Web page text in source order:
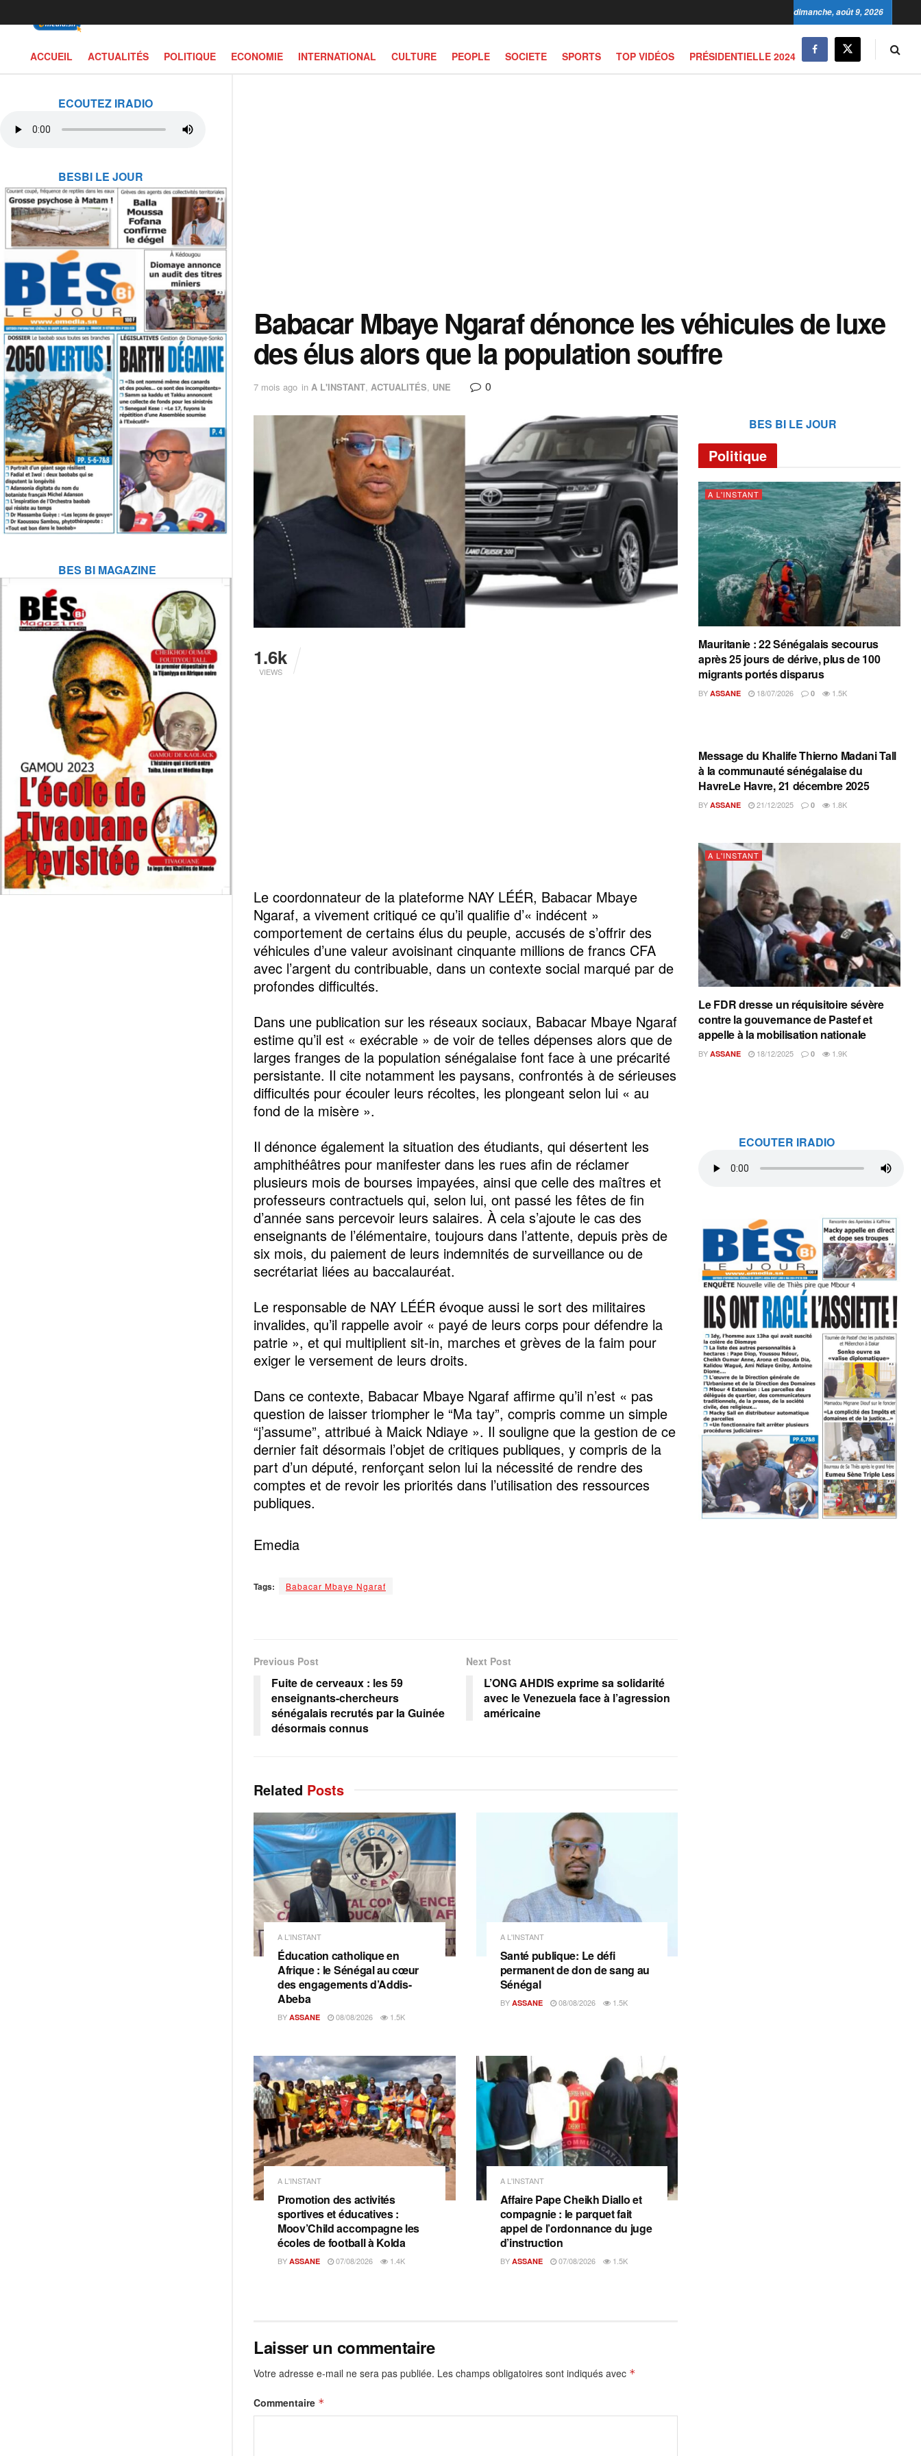
ECOUTEZ IRADIO
BESBI LE JOUR
BES BI MAGAZINE
dimanche, août 9, 2026
ACCUEIL ACTUALITÉS POLITIQUE ECONOMIE INTERNATIONAL CULTURE PEOPLE SOCIETE SPORTS TOP VIDÉOS PRÉSIDENTIELLE 2024
Babacar Mbaye Ngaraf dénonce les véhicules de luxe
des élus alors que la population souffre
7 mois ago in A L'INSTANT, ACTUALITÉS, UNE 0
1.6k
VIEWS
Le coordonnateur de la plateforme NAY LÉÉR, Babacar Mbaye
Ngaraf, a vivement critiqué ce qu’il qualifie d’« indécent »
comportement de certains élus du peuple, accusés de s’offrir des
véhicules d’une valeur avoisinant cinquante millions de francs CFA
avec l’argent du contribuable, dans un contexte social marqué par de
profondes difficultés.
Dans une publication sur les réseaux sociaux, Babacar Mbaye Ngaraf
estime qu’il est « exécrable » de voir de telles dépenses alors que de
larges franges de la population sénégalaise font face à une précarité
persistante. Il cite notamment les paysans, confrontés à de sérieuses
difficultés pour écouler leurs récoltes, les plongeant selon lui « au
fond de la misère ».
Il dénonce également la situation des étudiants, qui désertent les
amphithéâtres pour manifester dans les rues afin de réclamer
plusieurs mois de bourses impayées, ainsi que celle des maîtres et
professeurs contractuels qui, selon lui, ont passé les fêtes de fin
d’année sans percevoir leurs salaires. À cela s’ajoute le cas des
enseignants de l’élémentaire, toujours dans l’attente, depuis près de
six mois, du paiement de leurs indemnités de surveillance ou de
secrétariat liées au baccalauréat.
Le responsable de NAY LÉÉR évoque aussi le sort des militaires
invalides, qu’il rappelle avoir « payé de leurs corps pour défendre la
patrie », et qui multiplient sit-in, marches et grèves de la faim pour
exiger le versement de leurs droits.
Dans ce contexte, Babacar Mbaye Ngaraf affirme qu’il n’est « pas
question de laisser triompher le “Ma tay”, compris comme un simple
“j’assume”, attribué à Maick Ndiaye ». Il souligne que la gestion de ce
dernier fait désormais l’objet de critiques publiques, y compris de la
part d’un député, renforçant selon lui la nécessité de rendre des
comptes et de revoir les priorités dans l’utilisation des ressources
publiques.
Emedia
Tags: Babacar Mbaye Ngaraf
Previous Post
Fuite de cerveaux : les 59
enseignants-chercheurs
sénégalais recrutés par la Guinée
désormais connus
Next Post
L’ONG AHDIS exprime sa solidarité
avec le Venezuela face à l’agression
américaine
Related Posts
A L'INSTANT
Éducation catholique en
Afrique : le Sénégal au cœur
des engagements d’Addis-
Abeba
BY ASSANE 08/08/2026 1.5K
A L'INSTANT
Santé publique: Le défi
permanent de don de sang au
Sénégal
BY ASSANE 08/08/2026 1.5K
A L'INSTANT
Promotion des activités
sportives et éducatives :
Moov’Child accompagne les
écoles de football à Kolda
BY ASSANE 07/08/2026 1.4K
A L'INSTANT
Affaire Pape Cheikh Diallo et
compagnie : le parquet fait
appel de l’ordonnance du juge
d’instruction
BY ASSANE 07/08/2026 1.5K
Laisser un commentaire
Votre adresse e-mail ne sera pas publiée. Les champs obligatoires sont indiqués avec *
Commentaire *
BES BI LE JOUR
Politique
A L'INSTANT
Mauritanie : 22 Sénégalais secourus
après 25 jours de dérive, plus de 100
migrants portés disparus
BY ASSANE 18/07/2026 0 1.5K
A L'INSTANT
Message du Khalife Thierno Madani Tall
à la communauté sénégalaise du
HavreLe Havre, 21 décembre 2025
BY ASSANE 21/12/2025 0 1.8K
A L'INSTANT
Le FDR dresse un réquisitoire sévère
contre la gouvernance de Pastef et
appelle à la mobilisation nationale
BY ASSANE 18/12/2025 0 1.9K
ECOUTER IRADIO